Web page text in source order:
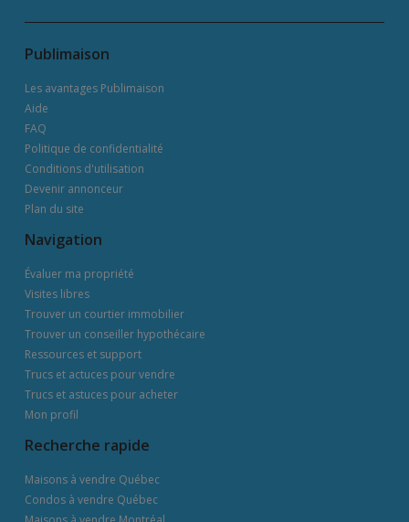
Publimaison
Les avantages Publimaison
Aide
FAQ
Politique de confidentialité
Conditions d'utilisation
Devenir annonceur
Plan du site
Navigation
Évaluer ma propriété
Visites libres
Trouver un courtier immobilier
Trouver un conseiller hypothécaire
Ressources et support
Trucs et actuces pour vendre
Trucs et astuces pour acheter
Mon profil
Recherche rapide
Maisons à vendre Québec
Condos à vendre Québec